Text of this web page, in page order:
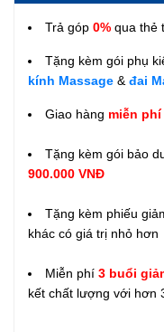
Trả góp 0% qua thẻ
Tặng kèm gói phụ
kính Massage & đai
Giao hàng miễn
Tặng kèm gói bảo
900.000 VNĐ
Tặng kèm phiếu
khác có giá trị nhỏ hơn
Miễn phí 3 buổi
kết chất lượng với hơn